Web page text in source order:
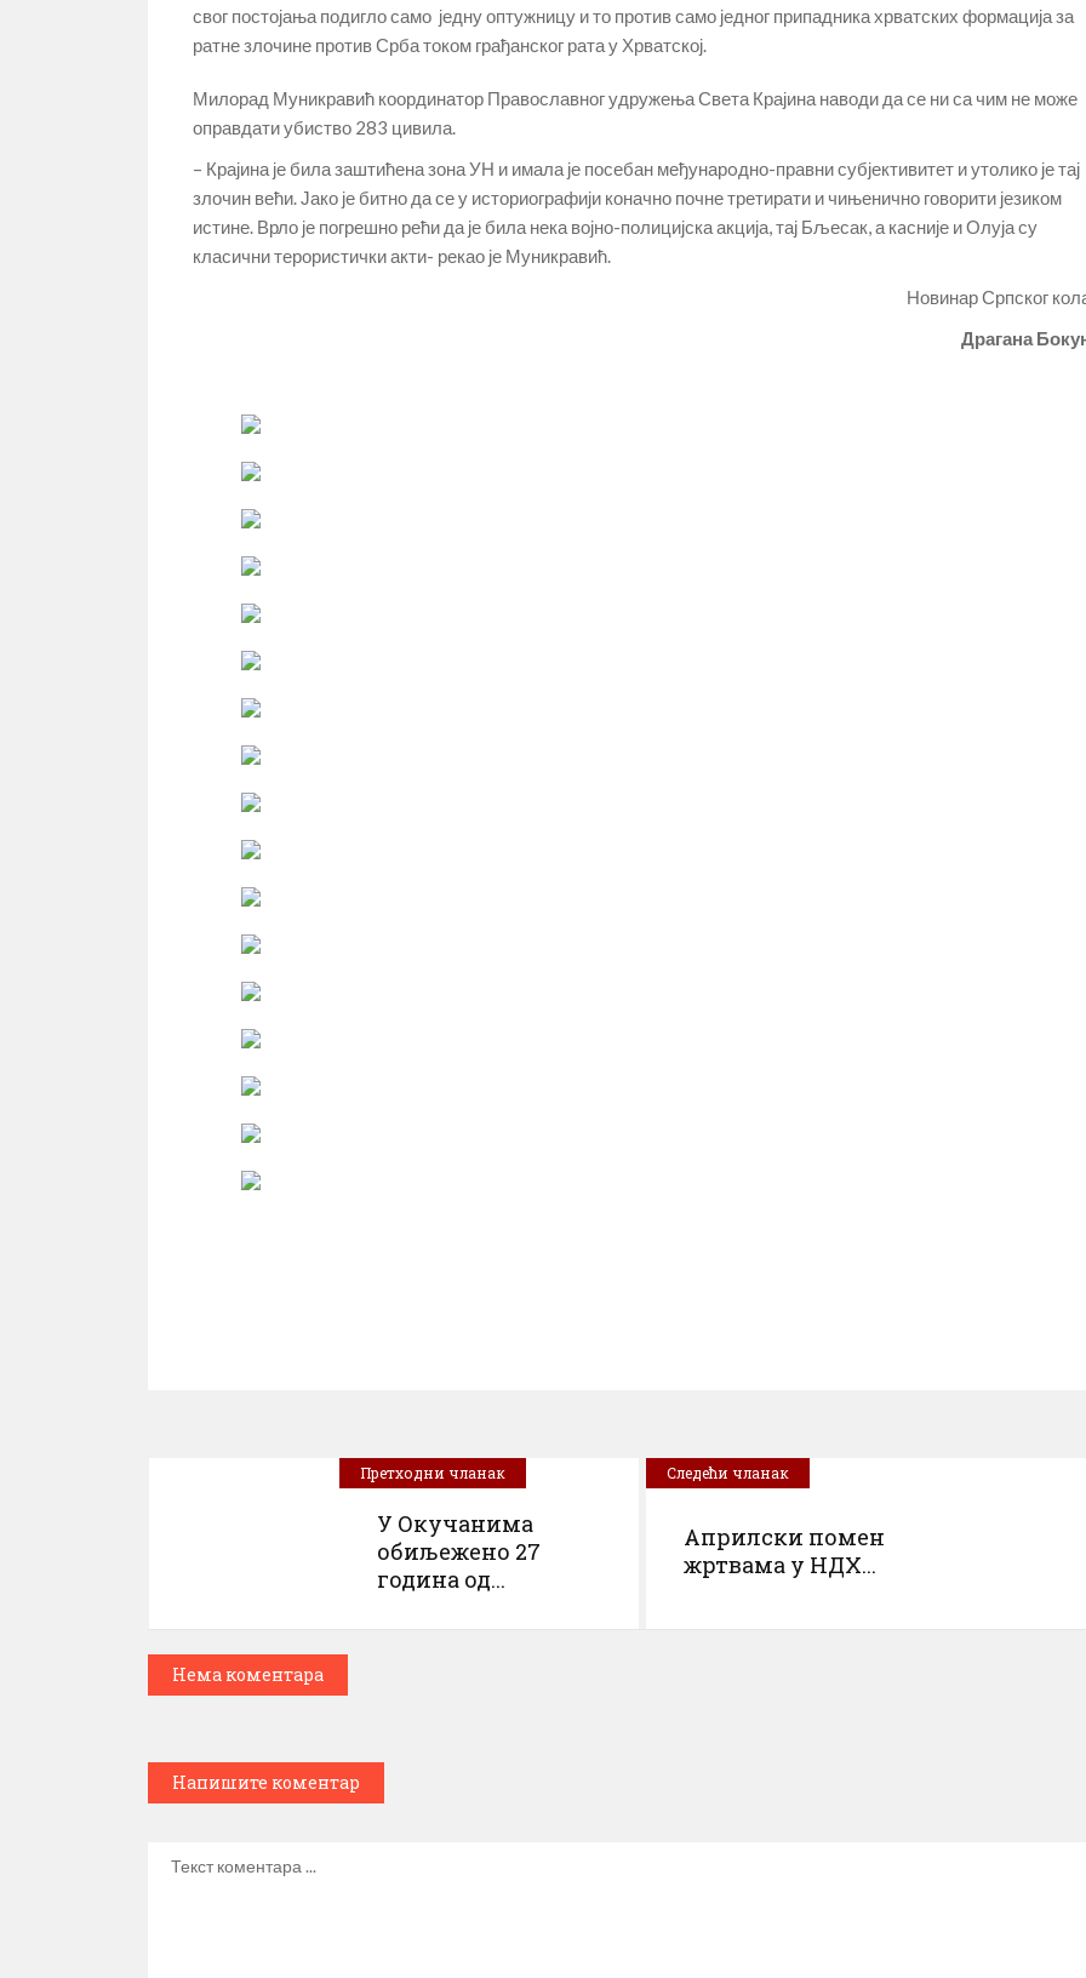
свог постојања подигло само једну оптужницу и то против само једног припадника хрватских формација за
ратне злочине против Срба током грађанског рата у Хрватској.
Милорад Муникравић координатор Православног удружења Света Крајина наводи да се ни са чим не може
оправдати убиство 283 цивила.
– Крајина је била заштићена зона УН и имала је посебан међунарoдно-правни субјективитет и утолико је тај
злочин већи. Јако је битно да се у историографији коначно почне третирати и чињенично говорити језиком
истине. Врло је погрешно рећи да је била нека војно-полицијска акција, тај Бљесак, а кaсније и Олуја су
класични терористички акти- рекао је Муникравић.
Новинар Српског
Драгана
Претходни чланак
У Окучанима
обиљежено 27
година од...
Следећи чланак
Априлски помен
жртвама у НДХ...
Нема коментара
Напишите коментар